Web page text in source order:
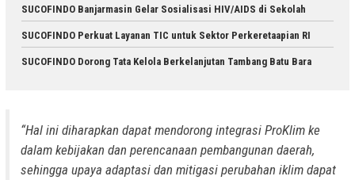
SUCOFINDO Banjarmasin Gelar Sosialisasi HIV/AIDS di Sekolah
SUCOFINDO Perkuat Layanan TIC untuk Sektor Perkeretaapian RI
SUCOFINDO Dorong Tata Kelola Berkelanjutan Tambang Batu Bara
“Hal ini diharapkan dapat mendorong integrasi ProKlim ke
dalam kebijakan dan perencanaan pembangunan daerah,
sehingga upaya adaptasi dan mitigasi perubahan iklim dapat